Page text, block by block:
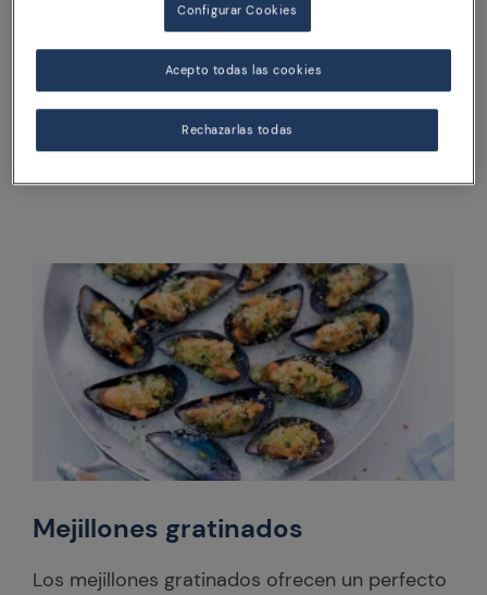
consiste en finas rodajas de pulpo cocido con
una ligera vinagreta cítrica: un plato
impresionante que es más fácil de hacer de lo
que piensas.
Mejillones gratinados
Los mejillones gratinados ofrecen un perfecto
Configurar Cookies
Rechazarlas todas
Acepto todas las cookies